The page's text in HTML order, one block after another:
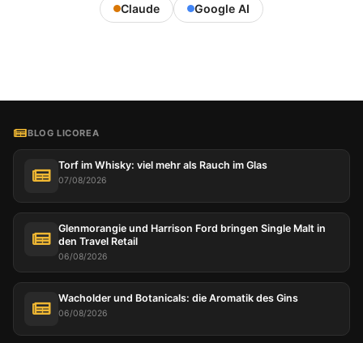
Claude
Google AI
BLOG LICOREA
Torf im Whisky: viel mehr als Rauch im Glas
07/08/2026
Glenmorangie und Harrison Ford bringen Single Malt in
den Travel Retail
06/08/2026
Wacholder und Botanicals: die Aromatik des Gins
06/08/2026